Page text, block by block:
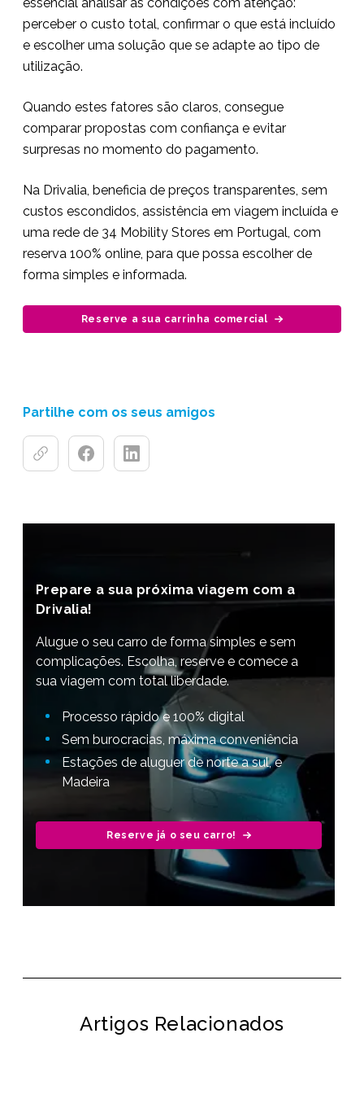
Partilhe com os seus amigos
Prepare a sua próxima viagem com a
Drivalia!
Alugue o seu carro de forma simples e sem
complicações. Escolha, reserve e comece a
sua viagem com total liberdade.
Processo rápido e 100% digital
Sem burocracias, máxima conveniência
Estações de aluguer de norte a sul, e
Madeira
Reserve já o seu carro!
perceber o custo total, confirmar o que está incluído
e escolher uma solução que se adapte ao tipo de
utilização.
Quando estes fatores são claros, consegue
comparar propostas com confiança e evitar
surpresas no momento do pagamento.
Na Drivalia, beneficia de preços transparentes, sem
custos escondidos, assistência em viagem incluída e
uma rede de 34 Mobility Stores em Portugal, com
reserva 100% online, para que possa escolher de
forma simples e informada.
Reserve a sua carrinha comercial
Artigos Relacionados